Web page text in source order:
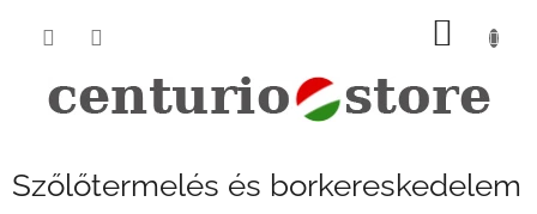
KOSÁR
Szőlőtermelés és borkereskedelem